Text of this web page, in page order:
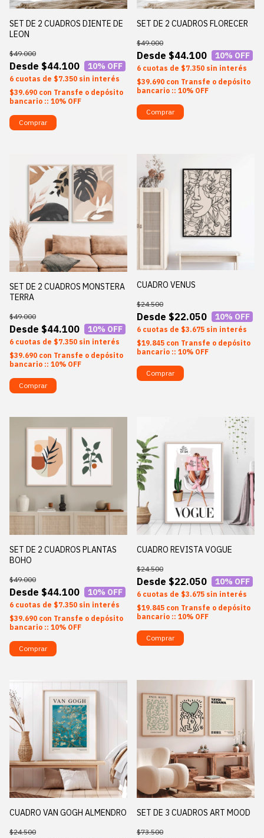
SET DE 2 CUADROS DIENTE DE
LEON
$44.100
$49.000
10% OFF
6 $7.350 sin interés
$39.690 con Transfe o depósito
bancario :: 10% OFF
Comprar
SET DE 2 CUADROS FLORECER
$44.100
$49.000
10% OFF
6 $7.350 sin interés
$39.690 con Transfe o depósito
bancario :: 10% OFF
Comprar
SET DE 2 CUADROS MONSTERA
TERRA
$44.100
$49.000
10% OFF
6 $7.350 sin interés
$39.690 con Transfe o depósito
bancario :: 10% OFF
Comprar
CUADRO VENUS
$22.050
$24.500
10% OFF
6 $3.675 sin interés
$19.845 con Transfe o depósito
bancario :: 10% OFF
Comprar
SET DE 2 CUADROS PLANTAS
BOHO
$44.100
$49.000
10% OFF
6 $7.350 sin interés
$39.690 con Transfe o depósito
bancario :: 10% OFF
Comprar
CUADRO REVISTA VOGUE
$22.050
$24.500
10% OFF
6 $3.675 sin interés
$19.845 con Transfe o depósito
bancario :: 10% OFF
Comprar
CUADRO VAN GOGH ALMENDRO
$24.500
SET DE 3 CUADROS ART MOOD
$73.500